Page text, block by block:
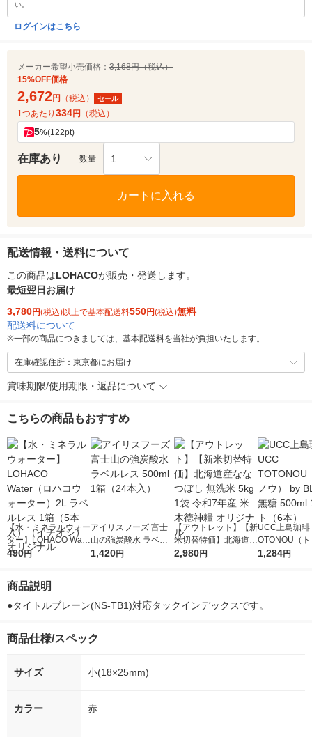
い。
ログインはこちら
メーカー希望小売価格： 3,168円（税込）
15%OFF価格
2,672円 （税込） セール
1つあたり 334円 （税込）
5%(122pt)
在庫あり 数量 1
カートに入れる
配送情報・送料について
この商品はLOHACOが販売・発送します。
最短翌日お届け
3,780円(税込)以上で基本配送料550円(税込)無料
配送料について
※一部の商品につきましては、基本配送料を当社が負担いたします。
在庫確認住所：東京都にお届け
賞味期限/使用期限・返品について
こちらの商品もおすすめ
【水・ミネラルウォー
ター】LOHACO Wate
r（ロハコウォータ
シ） オリジナル
490円
アイリスフーズ 富士
山の強炭酸水 ラベル
レス 500ml 1箱（24
1,420円
【アウトレット】【新
米切替特価】北海道産
ななつぼし 無洗米 5k
2,980円
UCC上島珈琲
OTONOU（
ウ） by
1,284円
商品説明
●タイトルブレーン(NS-TB1)対応タックインデックスです。
商品仕様/スペック
サイズ 小(18×25mm)
カラー 赤